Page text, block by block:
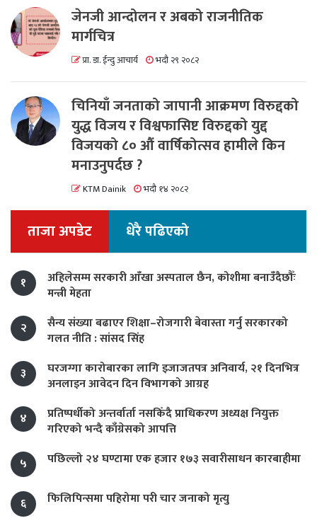
जेनजी आन्दोलन र अबको राजनीतिक
मार्गचित्र
प्रा. डा. ईन्दु आचार्य भदौ २९ २०८२
चिनियाँ जनताको जापानी आक्रमण विरुद्दको
युद्ध विजय र विश्वफासिष्ट विरुद्दको युद्द
विजयको ८० औं वार्षिकोत्सव हामीले किन
मनाउनुपर्दछ ?
KTM Dainik भदौ १४ २०८२
ताजा अपडेट धेरै पढिएको
१
अहिलेसम्म सरकारी आँखा अस्पताल छैन, कोशीमा बनाउँदैछौँः
मन्त्री मेहता
२
सैन्य संख्या बढाएर शिक्षा–रोजगारी बेवास्ता गर्नु सरकारको
गलत नीति : सांसद सिंह
३
घरजग्गा कारोबारका लागि इजाजतपत्र अनिवार्य, २१ दिनभित्र
अनलाइन आवेदन दिन विभागको आग्रह
४
प्रतिष्पर्धीको अन्तर्वार्ता नसकिँदै प्राधिकरण अध्यक्ष नियुक्त
गरिएको भन्दै काँग्रेसको आपत्ति
५
पछिल्लो २४ घण्टामा एक हजार १७३ सवारीसाधन कारबाहीमा
६ फिलिपिन्समा पहिरोमा परी चार जनाको मृत्यु